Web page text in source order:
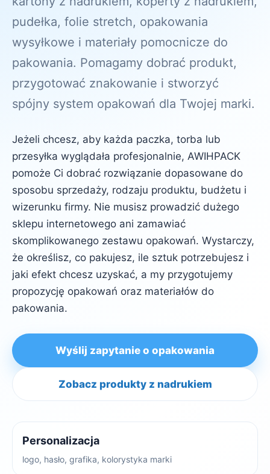
pudełka, folie stretch, opakowania
wysyłkowe i materiały pomocnicze do
pakowania. Pomagamy dobrać produkt,
przygotować znakowanie i stworzyć
spójny system opakowań dla Twojej marki.
Jeżeli chcesz, aby każda paczka, torba lub
przesyłka wyglądała profesjonalnie, AWIHPACK
pomoże Ci dobrać rozwiązanie dopasowane do
sposobu sprzedaży, rodzaju produktu, budżetu i
wizerunku firmy. Nie musisz prowadzić dużego
sklepu internetowego ani zamawiać
skomplikowanego zestawu opakowań. Wystarczy,
że określisz, co pakujesz, ile sztuk potrzebujesz i
jaki efekt chcesz uzyskać, a my przygotujemy
propozycję opakowań oraz materiałów do
pakowania.
Wyślij zapytanie o opakowania
Zobacz produkty z nadrukiem
Personalizacja
logo, hasło, grafika, kolorystyka marki